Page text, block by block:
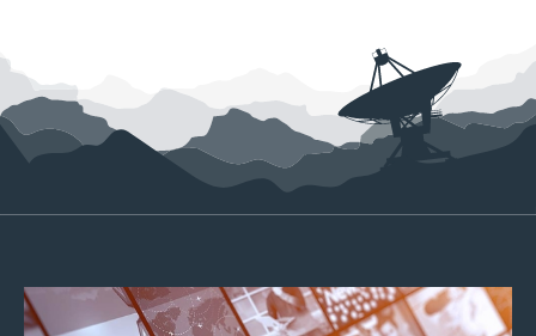
Teaser
Media